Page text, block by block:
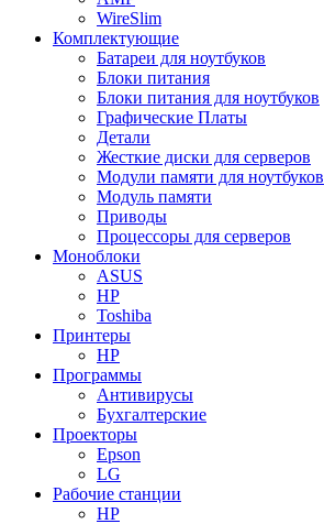
WireSlim
Комплектующие
Батареи для ноутбуков
Блоки питания
Блоки питания для ноутбуков
Графические Платы
Детали
Жесткие диски для серверов
Модули памяти для ноутбуков
Модуль памяти
Приводы
Процессоры для серверов
Моноблоки
ASUS
HP
Toshiba
Принтеры
HP
Программы
Антивирусы
Бухгалтерские
Проекторы
Epson
LG
Рабочие станции
HP